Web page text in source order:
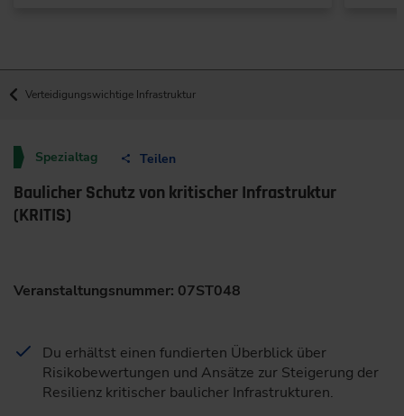
Verteidigungswichtige Infrastruktur
Spezialtag Teilen
Baulicher Schutz von kritischer Infrastruktur
(KRITIS)
Veranstaltungsnummer: 07ST048
Du erhältst einen fundierten Überblick über
Risikobewertungen und Ansätze zur Steigerung der
Resilienz kritischer baulicher Infrastrukturen.